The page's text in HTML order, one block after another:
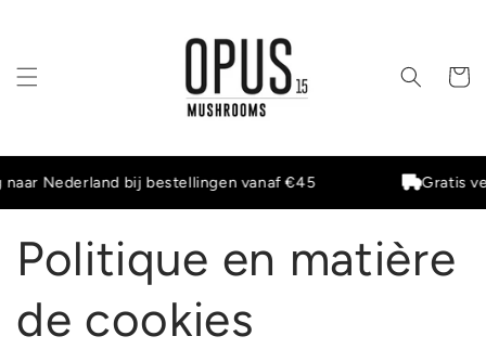
contenu
Panier
bij bestellingen vanaf €45 Gratis
Politique en matière
de cookies